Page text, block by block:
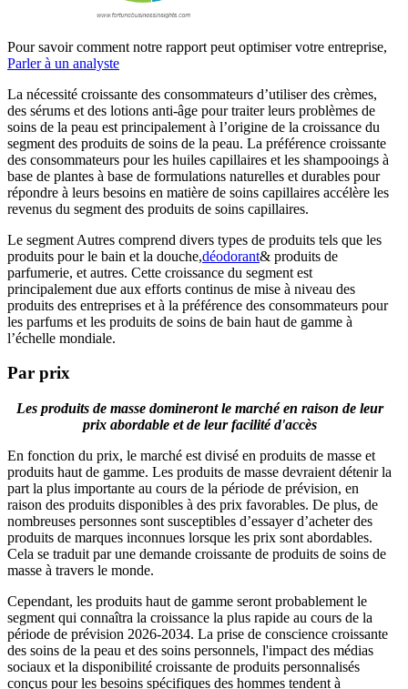
Pour savoir comment notre rapport peut optimiser votre entreprise,
Parler à un analyste
La nécessité croissante des consommateurs d’utiliser des crèmes,
des sérums et des lotions anti-âge pour traiter leurs problèmes de
soins de la peau est principalement à l’origine de la croissance du
segment des produits de soins de la peau. La préférence croissante
des consommateurs pour les huiles capillaires et les shampooings à
base de plantes à base de formulations naturelles et durables pour
répondre à leurs besoins en matière de soins capillaires accélère les
revenus du segment des produits de soins capillaires.
Le segment Autres comprend divers types de produits tels que les
produits pour le bain et la douche,déodorant& produits de
parfumerie, et autres. Cette croissance du segment est
principalement due aux efforts continus de mise à niveau des
produits des entreprises et à la préférence des consommateurs pour
les parfums et les produits de soins de bain haut de gamme à
l’échelle mondiale.
Par prix
Les produits de masse domineront le marché en raison de leur
prix abordable et de leur facilité d'accès
En fonction du prix, le marché est divisé en produits de masse et
produits haut de gamme. Les produits de masse devraient détenir la
part la plus importante au cours de la période de prévision, en
raison des produits disponibles à des prix favorables. De plus, de
nombreuses personnes sont susceptibles d’essayer d’acheter des
produits de marques inconnues lorsque les prix sont abordables.
Cela se traduit par une demande croissante de produits de soins de
masse à travers le monde.
Cependant, les produits haut de gamme seront probablement le
segment qui connaîtra la croissance la plus rapide au cours de la
période de prévision 2026-2034. La prise de conscience croissante
des soins de la peau et des soins personnels, l'impact des médias
sociaux et la disponibilité croissante de produits personnalisés
conçus pour les besoins spécifiques des hommes tendent à